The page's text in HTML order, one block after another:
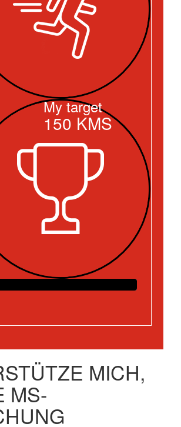
My target
150 KMS
MICH,
MS-